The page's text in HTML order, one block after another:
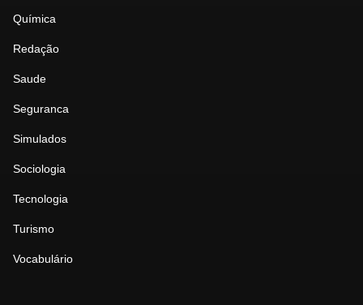
Química
Redação
Saude
Seguranca
Simulados
Sociologia
Tecnologia
Turismo
Vocabulário